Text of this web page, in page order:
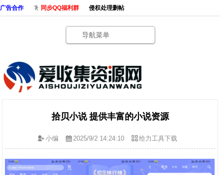
广告合作 同步QQ福利群 侵权处理删帖
导航菜单
拾贝小说 提供丰富的小说资源
小编 2025/9/2 14:24:10 给力工具下载